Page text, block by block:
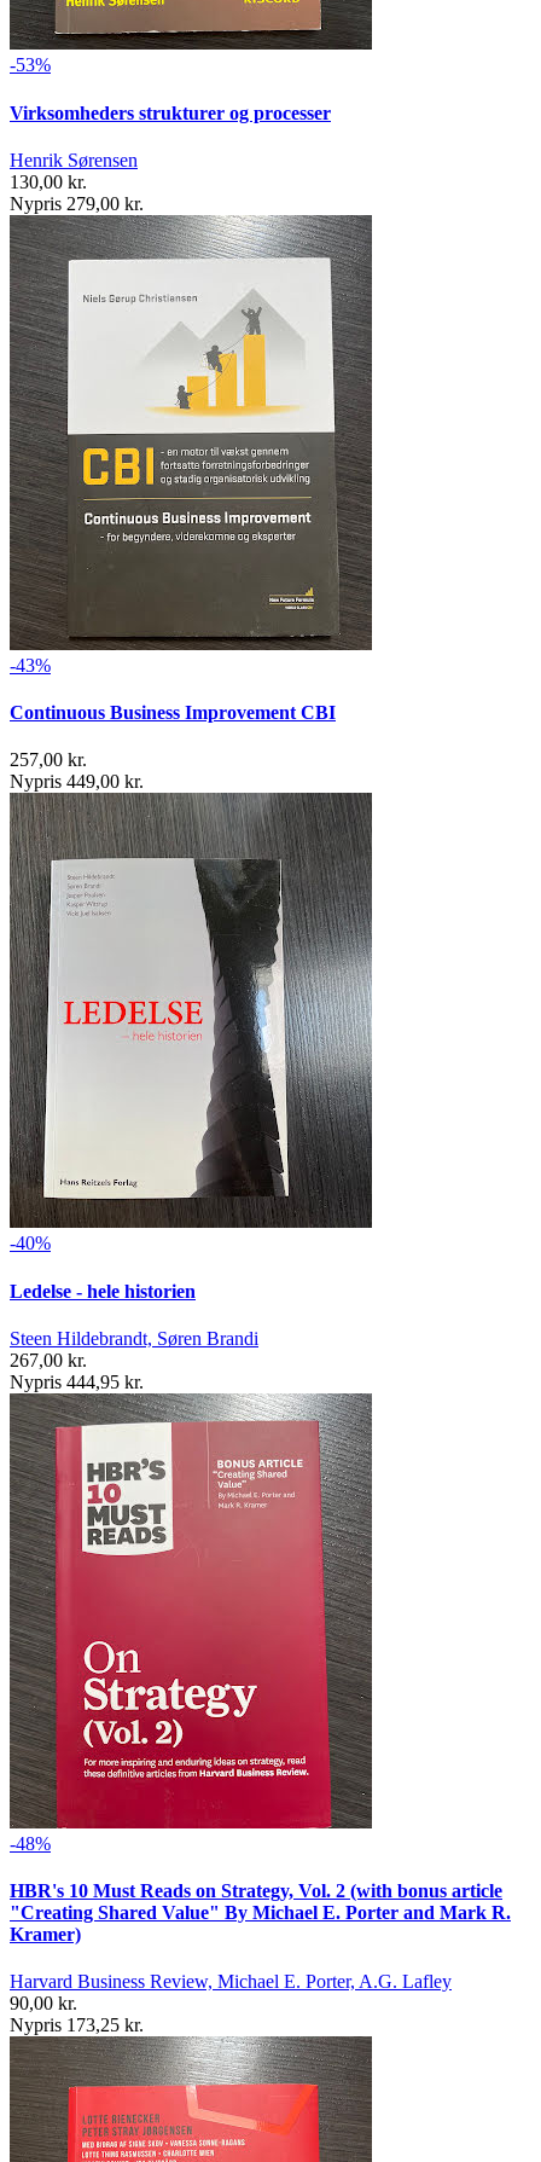
-53%
Virksomheders strukturer og processer
Henrik Sørensen
130,00 kr.
Nypris 279,00 kr.
-43%
Continuous Business Improvement CBI
257,00 kr.
Nypris 449,00 kr.
-40%
Ledelse - hele historien
Steen Hildebrandt, Søren Brandi
267,00 kr.
Nypris 444,95 kr.
-48%
HBR's 10 Must Reads on Strategy, Vol. 2 (with bonus article
"Creating Shared Value" By Michael E. Porter and Mark R.
Kramer)
Harvard Business Review, Michael E. Porter, A.G. Lafley
90,00 kr.
Nypris 173,25 kr.